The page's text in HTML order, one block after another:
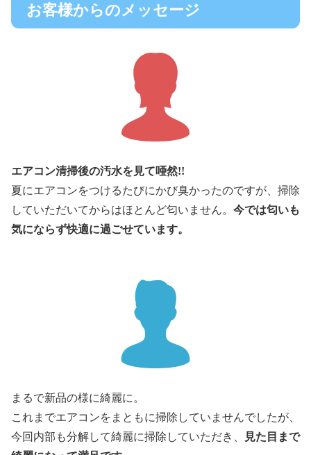
お客様からのメッセージ
エアコン清掃後の汚水を見て唖然!!
夏にエアコンをつけるたびにかび臭かったのですが、掃除
していただいてからはほとんど匂いません。 今では匂いも
気にならず快適に過ごせています。
まるで新品の様に綺麗に。
これまでエアコンをまともに掃除していませんでしたが、
今回内部も分解して綺麗に掃除していただき、
見た目まで